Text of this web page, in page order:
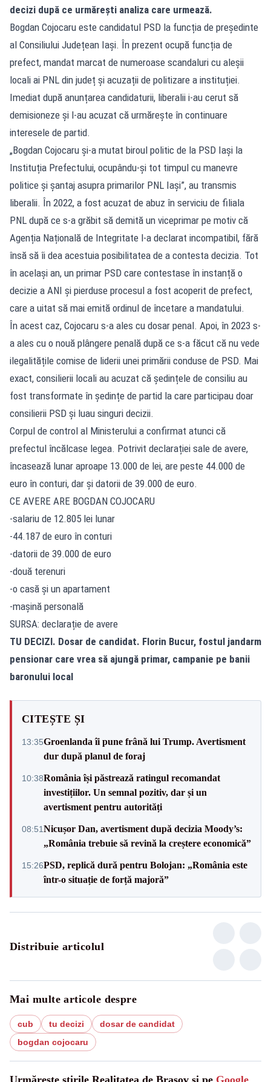
decizi după ce urmărești analiza care urmează.
Bogdan Cojocaru este candidatul PSD la funcția de președinte
al Consiliului Județean Iași. În prezent ocupă funcția de
prefect, mandat marcat de numeroase scandaluri cu aleșii
locali ai PNL din județ și acuzații de politizare a instituției.
Imediat după anunțarea candidaturii, liberalii i-au cerut să
demisioneze și l-au acuzat că urmărește în continuare
interesele de partid.
„Bogdan Cojocaru și-a mutat biroul politic de la PSD Iași la
Instituția Prefectului, ocupându-și tot timpul cu manevre
politice și șantaj asupra primarilor PNL Iași”, au transmis
liberalii. În 2022, a fost acuzat de abuz în serviciu de filiala
PNL după ce s-a grăbit să demită un viceprimar pe motiv că
Agenția Națională de Integritate l-a declarat incompatibil, fără
însă să îi dea acestuia posibilitatea de a contesta decizia. Tot
în același an, un primar PSD care contestase în instanță o
decizie a ANI și pierduse procesul a fost acoperit de prefect,
care a uitat să mai emită ordinul de încetare a mandatului.
În acest caz, Cojocaru s-a ales cu dosar penal. Apoi, în 2023 s-
a ales cu o nouă plângere penală după ce s-a făcut că nu vede
ilegalitățile comise de liderii unei primării conduse de PSD. Mai
exact, consilierii locali au acuzat că ședințele de consiliu au
fost transformate în ședințe de partid la care participau doar
consilierii PSD și luau singuri decizii.
Corpul de control al Ministerului a confirmat atunci că
prefectul încălcase legea. Potrivit declarației sale de avere,
încasează lunar aproape 13.000 de lei, are peste 44.000 de
euro în conturi, dar și datorii de 39.000 de euro.
CE AVERE ARE BOGDAN COJOCARU
-salariu de 12.805 lei lunar
-44.187 de euro în conturi
-datorii de 39.000 de euro
-două terenuri
-o casă și un apartament
-mașină personală
SURSA: declarație de avere
TU DECIZI. Dosar de candidat. Florin Bucur, fostul jandarm
pensionar care vrea să ajungă primar, campanie pe banii
baronului local
CITEȘTE ȘI
13:35Groenlanda îi pune frână lui Trump. Avertisment
dur după planul de foraj
10:38România își păstrează ratingul recomandat
investițiilor. Un semnal pozitiv, dar și un
avertisment pentru autorități
08:51Nicușor Dan, avertisment după decizia Moody’s:
„România trebuie să revină la creștere economică”
15:26PSD, replică dură pentru Bolojan: „România este
într-o situație de forță majoră”
Distribuie articolul
Mai multe articole despre
cub tu decizi
dosar de candidat
bogdan cojocaru
Urmărește știrile Realitatea de Brasov și pe Google